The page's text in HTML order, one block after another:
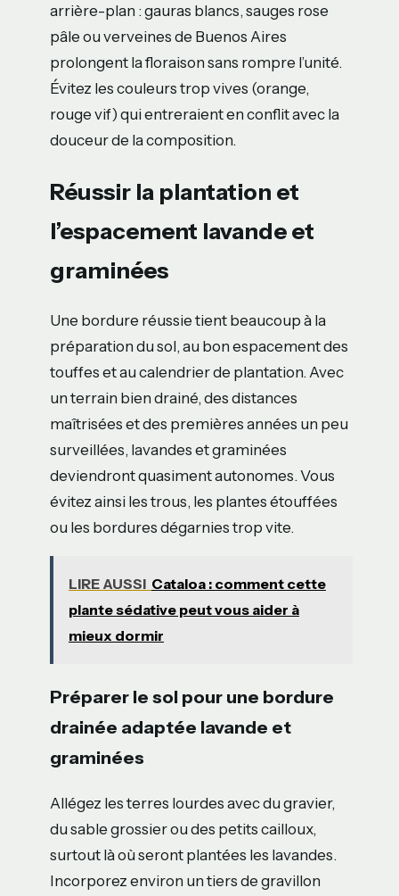
arrière-plan : gauras blancs, sauges rose
pâle ou verveines de Buenos Aires
prolongent la floraison sans rompre l’unité.
Évitez les couleurs trop vives (orange,
rouge vif) qui entreraient en conflit avec la
douceur de la composition.
Réussir la plantation et
l’espacement lavande et
graminées
Une bordure réussie tient beaucoup à la
préparation du sol, au bon espacement des
touffes et au calendrier de plantation. Avec
un terrain bien drainé, des distances
maîtrisées et des premières années un peu
surveillées, lavandes et graminées
deviendront quasiment autonomes. Vous
évitez ainsi les trous, les plantes étouffées
ou les bordures dégarnies trop vite.
LIRE AUSSI Cataloa : comment cette
plante sédative peut vous aider à
mieux dormir
Préparer le sol pour une bordure
drainée adaptée lavande et
graminées
Allégez les terres lourdes avec du gravier,
du sable grossier ou des petits cailloux,
surtout là où seront plantées les lavandes.
Incorporez environ un tiers de gravillon